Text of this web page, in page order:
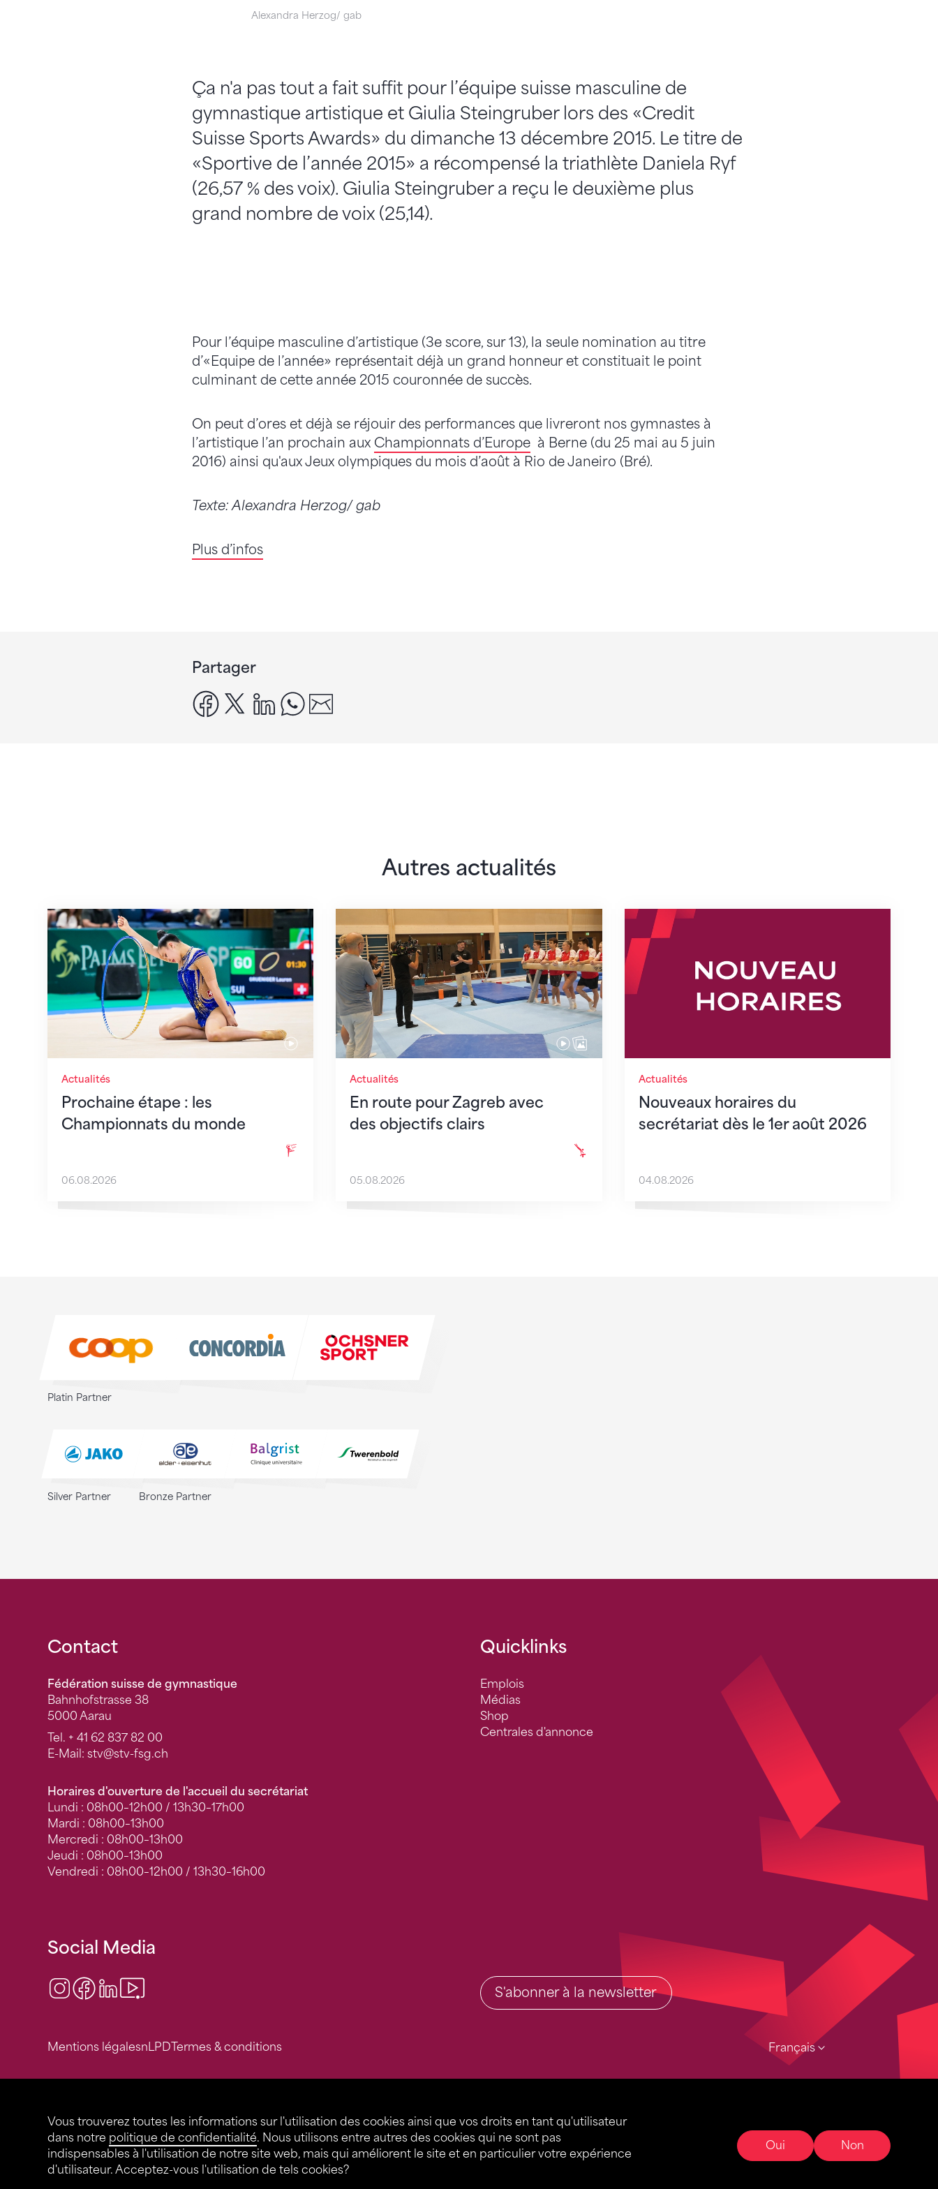
Vous trouverez toutes les informations sur l'utilisation des cookies ainsi que vos droits en tant qu'utilisateur
dans notre politique de confidentialité. Nous utilisons entre autres des cookies qui ne sont pas
indispensables à l'utilisation de notre site web, mais qui améliorent le site et en particulier votre expérience
d'utilisateur. Acceptez-vous l'utilisation de tels cookies?
Oui Non
Alexandra Herzog/ gab
Ça n'a pas tout a fait suffit pour l’équipe suisse masculine de
gymnastique artistique et Giulia Steingruber lors des «Credit
Suisse Sports Awards» du dimanche 13 décembre 2015. Le titre de
«Sportive de l’année 2015» a récompensé la triathlète Daniela Ryf
(26,57 % des voix). Giulia Steingruber a reçu le deuxième plus
grand nombre de voix (25,14).
Pour l’équipe masculine d’artistique (3e score, sur 13), la seule nomination au titre
d’«Equipe de l’année» représentait déjà un grand honneur et constituait le point
culminant de cette année 2015 couronnée de succès.
On peut d’ores et déjà se réjouir des performances que livreront nos gymnastes à
l’artistique l’an prochain aux Championnats d’Europeà Berne (du 25 mai au 5 juin
2016) ainsi qu'aux Jeux olympiques du mois d’août à Rio de Janeiro (Bré).
Texte: Alexandra Herzog/ gab
Plus d’infos
Partager
facebook
x linkedinwhatsapp
Autres actualités
Actualités
Prochaine étape : les
Championnats du monde
Prochaine étape : les Championnats du monde
06.08.2026
Actualités
En route pour Zagreb avec
des objectifs clairs
En route pour Zagreb avec des objectifs clairs
05.08.2026
Actualités
Nouveaux horaires du
secrétariat dès le 1er août 2026
Nouveaux horaires du secrétariat dès le 1er août
04.08.2026
Platin Partner
Silver Partner Bronze Partner
Fusszeile
Contact
Fédération suisse de gymnastique
Bahnhofstrasse 38
5000 Aarau
Tel. + 41 62 837 82 00
E-Mail: stv@stv-fsg.ch
Horaires d'ouverture de l'accueil du secrétariat
Lundi : 08h00–12h00 / 13h30–17h00
Mardi : 08h00–13h00
Mercredi : 08h00–13h00
Jeudi : 08h00–13h00
Vendredi : 08h00–12h00 / 13h30–16h00
Quicklinks
Emplois
Médias
Shop
Centrales d'annonce
Français
Social Media
Instagram
Facebook
LinkedIn S'abonner à la newsletter
Mentions légalesnLPD Termes & conditions